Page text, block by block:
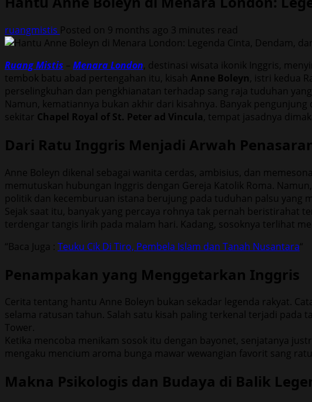
ruangmistis Posted on 9 months ago 3 minutes read
Ruang Mistis – Menara London, destinasi wisata ikonik Inggris,
tembok batu abad pertengahan itu, kisah Anne Boleyn, istri kedua
perselingkuhan dan pengkhianatan terhadap sang raja tuduhan
Namun, kematiannya bukan akhir dari kisahnya. Banyak
sekitar Chapel Royal of St. Peter ad Vincula, tempat jasadnya
Dari Ratu Inggris Menjadi Arwah
Anne Boleyn dikenal sebagai wanita cerdas, ambisius, dan
memutuskan hubungan Inggris dengan Gereja Katolik Roma.
politik dan kecemburuan istana berujung pada tuduhan palsu yang
Sejak saat itu, banyak yang percaya rohnya tak pernah beristirahat
terdengar tangis lirih pada malam hari. Kadang, sosoknya terlihat
“Baca Juga : Teuku Cik Di Tiro, Pembela Islam dan Tanah Nusantara“
Penampakan yang Menggetarkan Inggris
Cerita tentang hantu Anne Boleyn bukan sekadar legenda rakyat.
selama ratusan tahun. Salah satu kisah paling terkenal terjadi pada
Tower.
Ketika mencoba menikam sosok itu dengan bayonet, senjatanya
mengaku mencium aroma bunga mawar wewangian favorit sang
Makna Psikologis dan Budaya di Balik